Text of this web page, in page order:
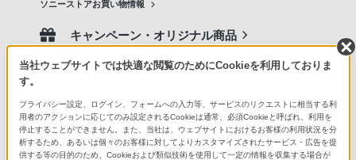
ソニーストアお買い物情報
キャンペーン・オリジナル商品
現在実施中のさまざまなキャンペーンや、販売中のオリジナル商
品をご紹介します。
特典・サービス
長期保証や商品の設置サービス、また、購入金額に応じた各種ご
優待など、豊富なサービスと特典をご紹介します。
当社ウェブサイトでは快適な閲覧のためにCookieを利用しておりま
す。
プライバシー設定、ログイン、フォームへの入力等、サービスのリクエストに相当する利
用者のアクションに応じてのみ設定されるCookieは通常、必須Cookieと呼ばれ、利用を
停止することができません。また、当社は、ウェブサイトにおけるお客様の利用状況を分
析するため、あるいは個々のお客様に対してよりカスタマイズされたサービス・広告を提
供する等の目的のため、Cookieおよび類似技術を使用して一定の情報を収集する場合が